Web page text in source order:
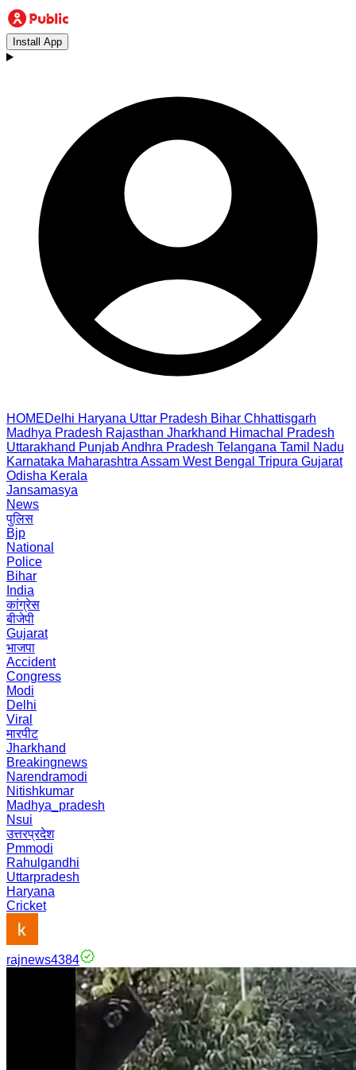
Install App
HOMEDelhi Haryana Uttar Pradesh Bihar Chhattisgarh
Madhya Pradesh Rajasthan Jharkhand Himachal Pradesh
Uttarakhand PunjabAndhra Pradesh Telangana Tamil Nadu
Karnataka Maharashtra Assam West Bengal Tripura Gujarat
Odisha Kerala
Jansamasya
News
पुलिस
Bjp
National
Police
Bihar
India
कांग्रेस
बीजेपी
Gujarat
भाजपा
Accident
Congress
Modi
Delhi
Viral
मारपीट
Jharkhand
Breakingnews
Narendramodi
Nitishkumar
Madhya_pradesh
Nsui
उत्तरप्रदेश
Pmmodi
Rahulgandhi
Uttarpradesh
Haryana
Cricket
rajnews4384